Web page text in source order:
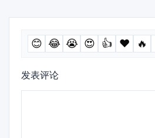
😊 😂 😭 😍 👍 ❤️ 🔥
发表评论